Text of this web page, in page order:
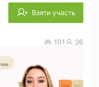
Взяти участь
101 26